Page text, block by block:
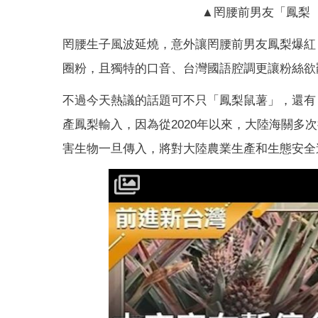
▲罔腰前男友「鳳梨
罔腰生子風波延燒，意外讓罔腰前男友鳳梨爆
圈粉，且獨特的口音、台灣國語腔調更讓粉絲
不過今天熱議的話題可不只「鳳梨鼠薯」，還
產鳳梨輸入，因為從2020年以來，大陸海關多
害生物一旦傳入，將對大陸農業生產和生態安